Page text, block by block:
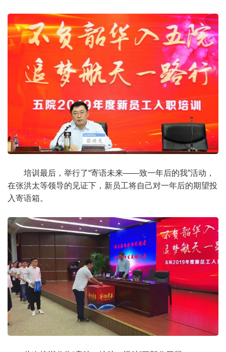
培训最后，举行了“寄语未来——致一年后的我”活动，
在张洪太等领导的见证下，新员工将自己对一年后的期望投
入寄语箱。